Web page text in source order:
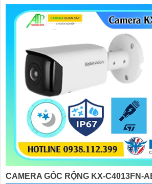
CAMERA GỐC RỘNG KX-C4013FN-